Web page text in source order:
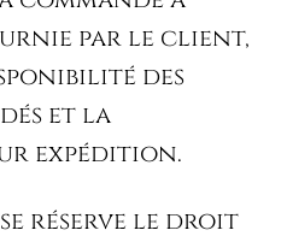
par le client,
des
et la
expédition.
réserve le droit